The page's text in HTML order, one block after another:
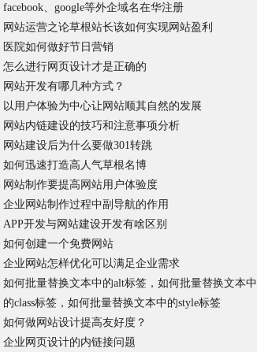
facebook、google等外企域名在华注册
网站运营之论草根站长该如何实现网站盈利
医院如何做好节日营销
怎么进行网页设计才是正确的
网站开发有哪几种方式？
以用户体验为中心让网站顺其自然的发展
网站内链建设的技巧和注意事项分析
网站建设后为什么要做301转跳
如何迅速打造高人气草根名博
网站制作要提高网站用户体验度
企业网站制作过程中副导航的作用
APP开发与网站建设开发有啥区别
如何创建一个免费网站
企业网站怎样优化可以满足企业需求
如何批量替换文本中的alt标签，如何批量替换文本中
的class标签，如何批量替换文本中的style标签
如何做网站设计提高友好度？
企业网页设计的内链接问题